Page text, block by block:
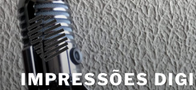
Skip
to
content
IMPRESSÕES